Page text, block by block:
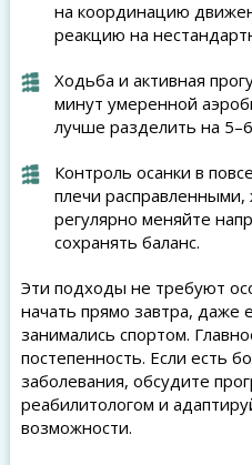
на координацию
реакцию на
Ходьба и активная
минут умеренной
лучше разделить на
Контроль осанки в
плечи расправленными,
регулярно меняйте
сохранять баланс.
Эти подходы не требуют
начать прямо завтра, даже
занимались спортом.
постепенность. Если есть
заболевания, обсудите
реабилитологом и
возможности.